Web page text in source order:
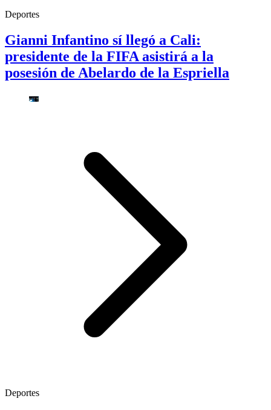
Deportes
Gianni Infantino sí llegó a Cali:
presidente de la FIFA asistirá a la
posesión de Abelardo de la Espriella
Deportes